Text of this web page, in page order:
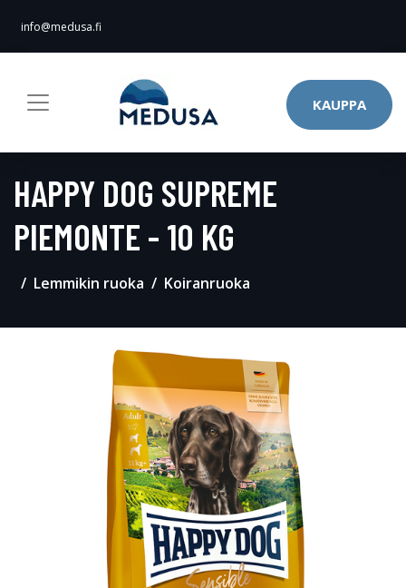
info@medusa.fi
KAUPPA
HAPPY DOG SUPREME
PIEMONTE - 10 KG
Lemmikin ruoka Koiranruoka